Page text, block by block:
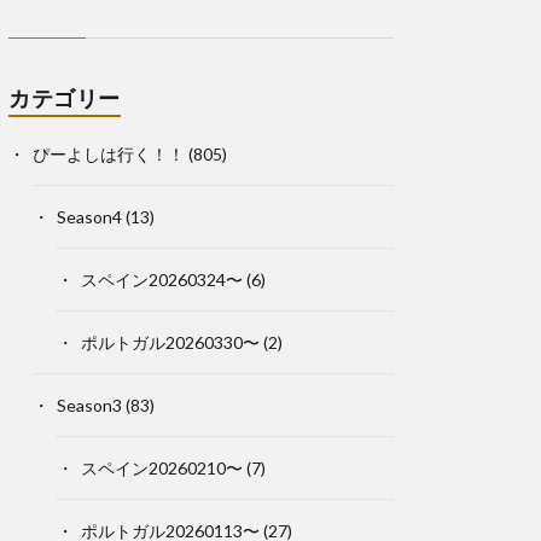
カテゴリー
ぴーよしは行く！！ (805)
Season4(13)
スペイン20260324〜 (6)
ポルトガル20260330〜 (2)
Season3 (83)
スペイン20260210〜 (7)
ポルトガル20260113〜 (27)